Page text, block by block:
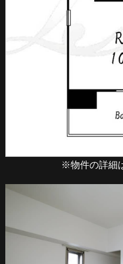
※物件の詳細